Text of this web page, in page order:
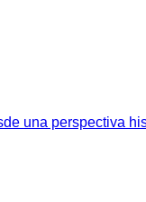
una perspectiva